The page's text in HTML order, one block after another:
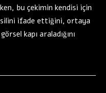
bu çekimin kendisi için
ifade ettiğini, ortaya
kapı araladığını